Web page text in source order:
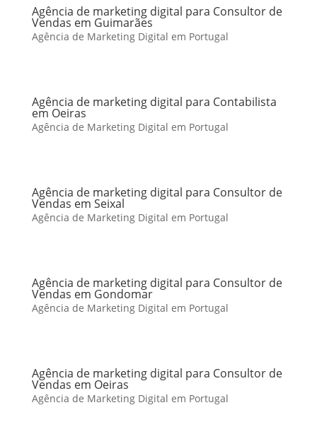
Agência de marketing digital para Consultor de
Vendas em Guimarães
Agência de Marketing Digital em Portugal
Agência de marketing digital para Contabilista
em Oeiras
Agência de Marketing Digital em Portugal
Agência de marketing digital para Consultor de
Vendas em Seixal
Agência de Marketing Digital em Portugal
Agência de marketing digital para Consultor de
Vendas em Gondomar
Agência de Marketing Digital em Portugal
Agência de marketing digital para Consultor de
Vendas em Oeiras
Agência de Marketing Digital em Portugal